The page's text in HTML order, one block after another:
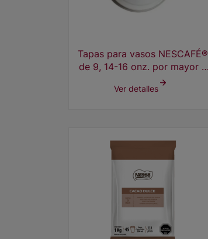
Tapas para vasos NESCAFÉ®
de 9, 14-16 onz. por mayor x
2000 unds.
Ver detalles